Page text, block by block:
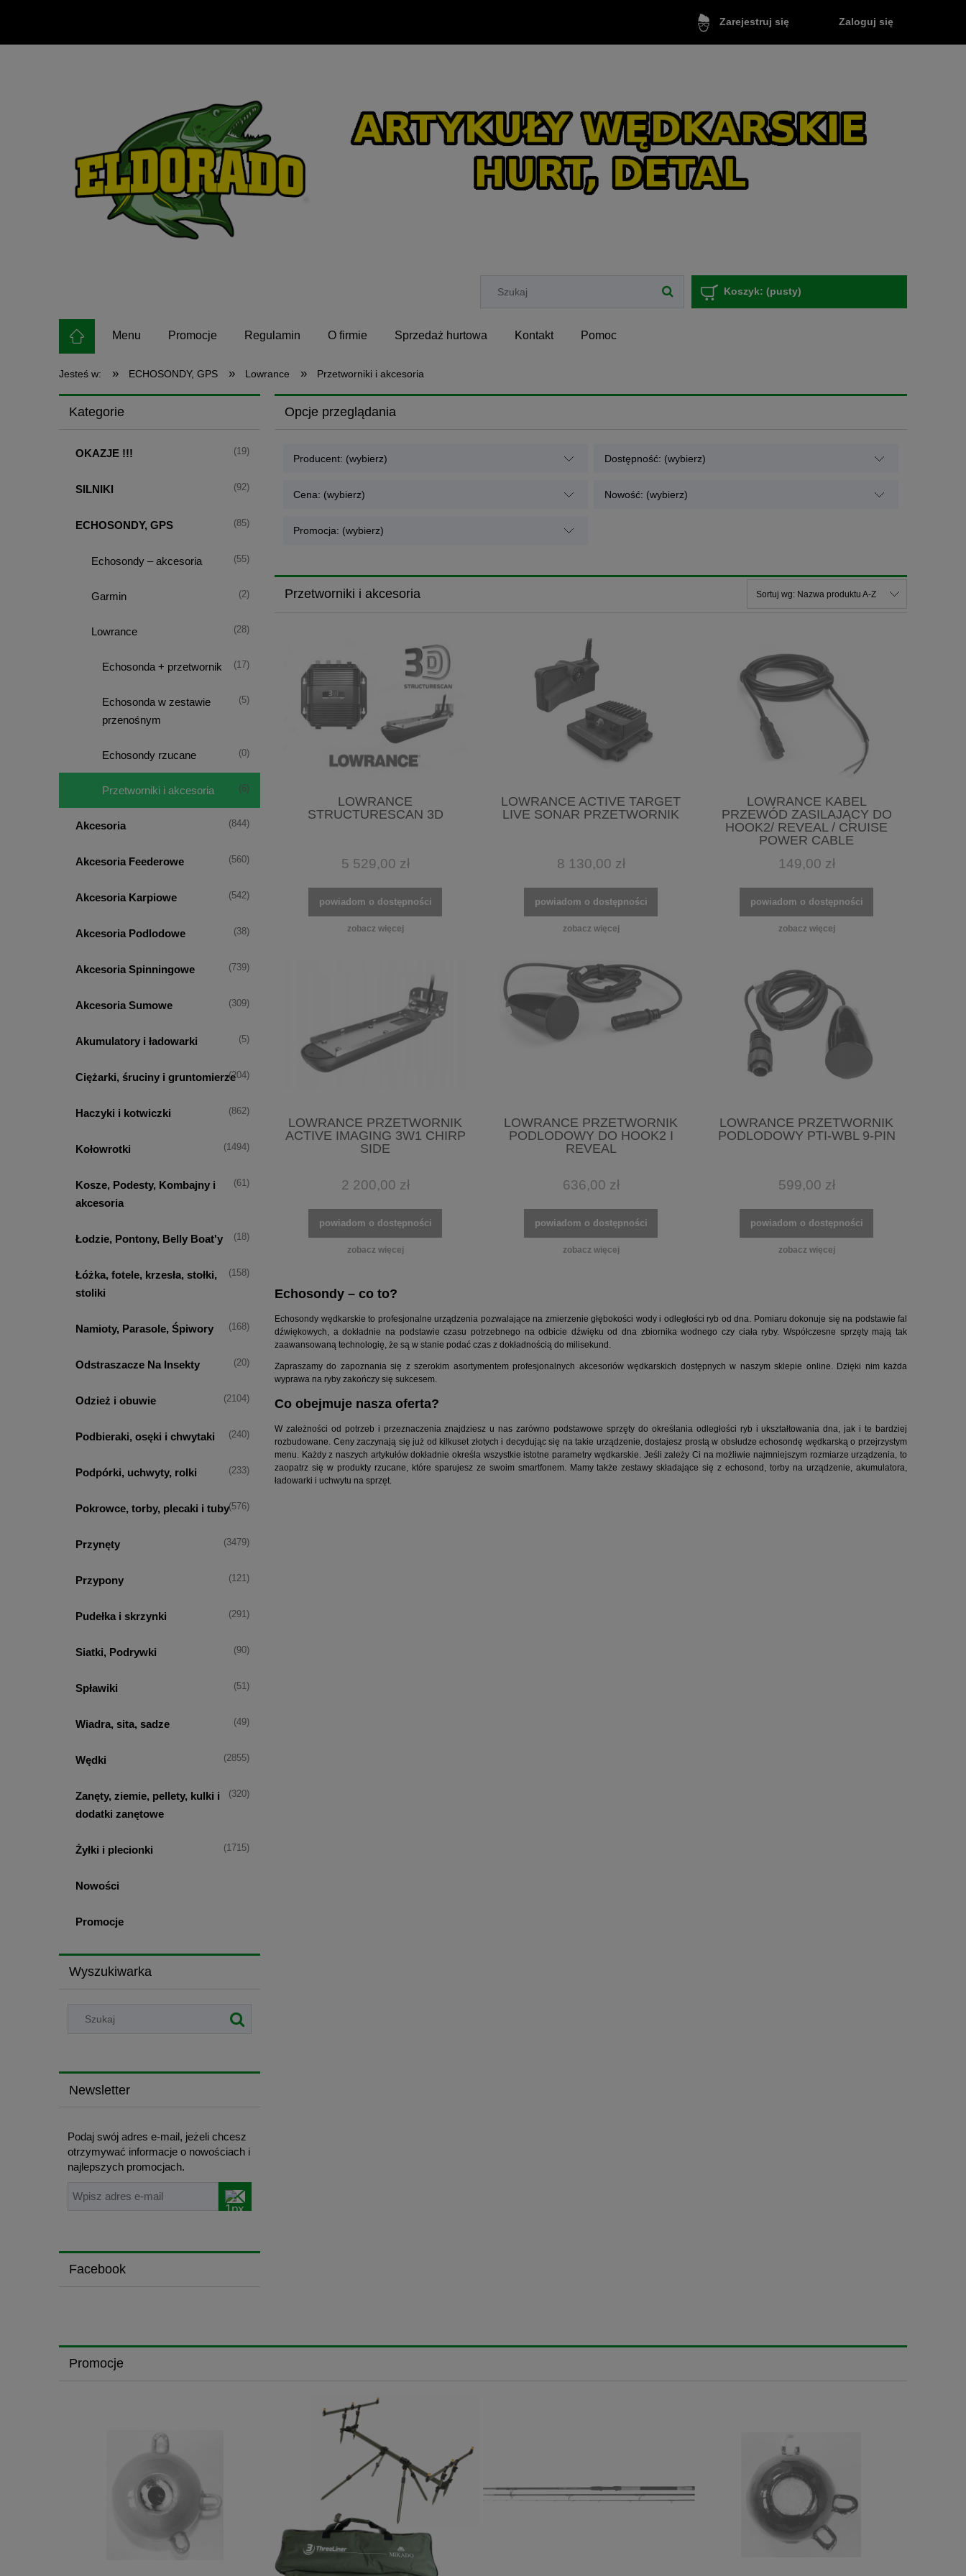
Zarejestruj się Zaloguj się
Koszyk: (pusty)
Menu Promocje Regulamin O firmie Sprzedaż hurtowa Kontakt Pomoc
Jesteś w: » ECHOSONDY, GPS » Lowrance » Przetworniki i akcesoria
Kategorie
OKAZJE !!! (19)
SILNIKI (92)
ECHOSONDY, GPS (85)
Echosondy – akcesoria (55)
Garmin (2)
Lowrance (28)
Echosonda + przetwornik (17)
Echosonda w zestawie
przenośnym
(5)
Echosondy rzucane (0)
Przetworniki i akcesoria (6)
Akcesoria (844)
Akcesoria Feederowe (560)
Akcesoria Karpiowe (542)
Akcesoria Podlodowe (38)
Akcesoria Spinningowe (739)
Akcesoria Sumowe (309)
Akumulatory i ładowarki (5)
Ciężarki, śruciny i gruntomierze(204)
Haczyki i kotwiczki (862)
Kołowrotki (1494)
Kosze, Podesty, Kombajny i
akcesoria
(61)
Łodzie, Pontony, Belly Boat'y (18)
Łóżka, fotele, krzesła, stołki,
stoliki
(158)
Namioty, Parasole, Śpiwory (168)
Odstraszacze Na Insekty (20)
Odzież i obuwie (2104)
Podbieraki, osęki i chwytaki (240)
Podpórki, uchwyty, rolki (233)
Pokrowce, torby, plecaki i tuby(576)
Przynęty (3479)
Przypony (121)
Pudełka i skrzynki (291)
Siatki, Podrywki (90)
Spławiki (51)
Wiadra, sita, sadze (49)
Wędki (2855)
Zanęty, ziemie, pellety, kulki i
dodatki zanętowe
(320)
Żyłki i plecionki (1715)
Nowości
Promocje
Wyszukiwarka
Newsletter
Podaj swój adres e-mail, jeżeli chcesz
otrzymywać informacje o nowościach i
najlepszych promocjach.
Facebook
Opcje przeglądania
Producent: (wybierz) Dostępność: (wybierz)
Cena: (wybierz) Nowość: (wybierz)
Promocja: (wybierz)
Przetworniki i akcesoria Sortuj wg: Nazwa produktu A-Z
LOWRANCE
STRUCTURESCAN 3D
5 529,00 zł
powiadom o dostępności
zobacz więcej
LOWRANCE ACTIVE TARGET
LIVE SONAR PRZETWORNIK
8 130,00 zł
powiadom o dostępności
zobacz więcej
LOWRANCE KABEL
PRZEWÓD ZASILAJĄCY DO
HOOK2/ REVEAL / CRUISE
POWER CABLE
149,00 zł
powiadom o dostępności
zobacz więcej
LOWRANCE PRZETWORNIK
ACTIVE IMAGING 3W1 CHIRP
SIDE
2 200,00 zł
powiadom o dostępności
zobacz więcej
LOWRANCE PRZETWORNIK
PODLODOWY DO HOOK2 I
REVEAL
636,00 zł
powiadom o dostępności
zobacz więcej
LOWRANCE PRZETWORNIK
PODLODOWY PTI-WBL 9-PIN
599,00 zł
powiadom o dostępności
zobacz więcej
Echosondy – co to?
Echosondy wędkarskie to profesjonalne urządzenia pozwalające na zmierzenie głębokości wody i odległości ryb od dna. Pomiaru dokonuje się na podstawie fal
dźwiękowych, a dokładnie na podstawie czasu potrzebnego na odbicie dźwięku od dna zbiornika wodnego czy ciała ryby. Współczesne sprzęty mają tak
zaawansowaną technologię, że są w stanie podać czas z dokładnością do milisekund.
Zapraszamy do zapoznania się z szerokim asortymentem profesjonalnych akcesoriów wędkarskich dostępnych w naszym sklepie online. Dzięki nim każda
wyprawa na ryby zakończy się sukcesem.
Co obejmuje nasza oferta?
W zależności od potrzeb i przeznaczenia znajdziesz u nas zarówno podstawowe sprzęty do określania odległości ryb i ukształtowania dna, jak i te bardziej
rozbudowane. Ceny zaczynają się już od kilkuset złotych i decydując się na takie urządzenie, dostajesz prostą w obsłudze echosondę wędkarską o przejrzystym
menu. Każdy z naszych artykułów dokładnie określa wszystkie istotne parametry wędkarskie. Jeśli zależy Ci na możliwie najmniejszym rozmiarze urządzenia, to
zaopatrz się w produkty rzucane, które sparujesz ze swoim smartfonem. Mamy także zestawy składające się z echosond, torby na urządzenie, akumulatora,
ładowarki i uchwytu na sprzęt.
Promocje